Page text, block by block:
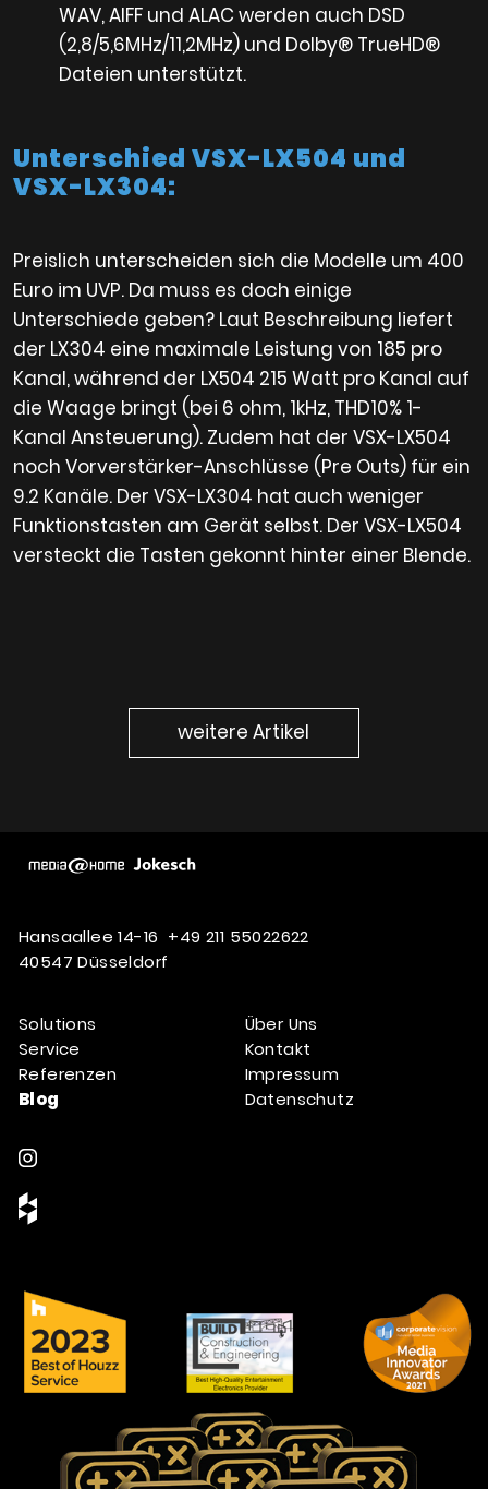
WAV, AIFF und ALAC werden auch DSD
(2,8/5,6MHz/11,2MHz) und Dolby® TrueHD®
Dateien unterstützt.
Unterschied VSX-LX504 und
VSX-LX304:
Preislich unterscheiden sich die Modelle um 400
Euro im UVP. Da muss es doch einige
Unterschiede geben? Laut Beschreibung liefert
der LX304 eine maximale Leistung von 185 pro
Kanal, während der LX504 215 Watt pro Kanal auf
die Waage bringt (bei 6 ohm, 1kHz, THD10% 1-
Kanal Ansteuerung). Zudem hat der VSX-LX504
noch Vorverstärker-Anschlüsse (Pre Outs) für ein
9.2 Kanäle. Der VSX-LX304 hat auch weniger
Funktionstasten am Gerät selbst. Der VSX-LX504
versteckt die Tasten gekonnt hinter einer Blende.
weitere Artikel
Hansaallee 14-16
40547 Düsseldorf
+49 211 55022622
Solutions
Service
Referenzen
Blog
Über Uns
Kontakt
Impressum
Datenschutz